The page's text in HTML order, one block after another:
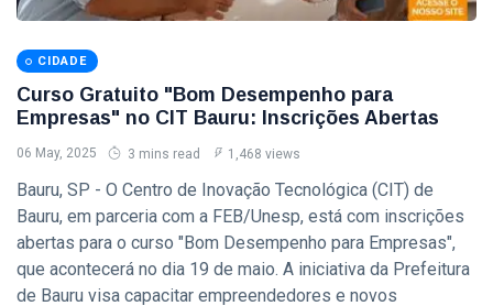
CIDADE
Curso Gratuito "Bom Desempenho para
Empresas" no CIT Bauru: Inscrições Abertas
06 May, 2025 3 mins read 1,468 views
Bauru, SP - O Centro de Inovação Tecnológica (CIT) de
Bauru, em parceria com a FEB/Unesp, está com inscrições
abertas para o curso "Bom Desempenho para Empresas",
que acontecerá no dia 19 de maio. A iniciativa da Prefeitura
de Bauru visa capacitar empreendedores e novos